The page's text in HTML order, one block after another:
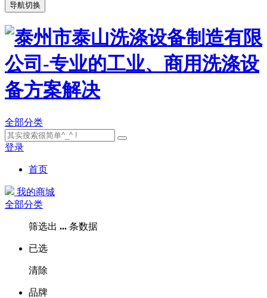
导航切换
全部分类
登录
首页
我的商城
全部分类
筛选出 ... 条数据
已选
清除
品牌